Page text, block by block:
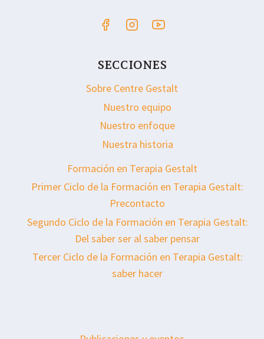
SECCIONES
Sobre Centre Gestalt
Nuestro equipo
Nuestro enfoque
Nuestra historia
Formación en Terapia Gestalt
Primer Ciclo de la Formación en Terapia Gestalt:
Precontacto
Segundo Ciclo de la Formación en Terapia Gestalt:
Del saber ser al saber pensar
Tercer Ciclo de la Formación en Terapia Gestalt:
saber hacer